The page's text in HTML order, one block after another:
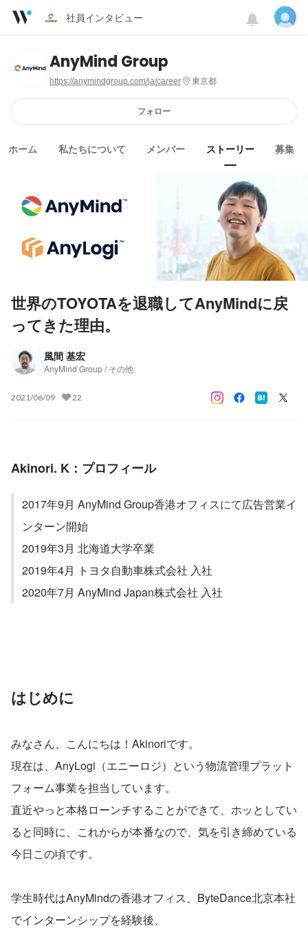
社員インタビュー
AnyMind Group
https://anymindgroup.com/ja/career 東京都
フォロー
ホーム 私たちについて メンバー ストーリー 募集
世界のTOYOTAを退職してAnyMindに戻
ってきた理由。
風間 基宏
AnyMind Group / その他
2021/06/09 22
Akinori. K：プロフィール
2017年9月 AnyMind Group香港オフィスにて広告営業イ
ンターン開始
2019年3月 北海道大学卒業
2019年4月 トヨタ自動車株式会社 入社
2020年7月 AnyMind Japan株式会社 入社
はじめに
みなさん、こんにちは！Akinoriです。
現在は、AnyLogi（エニーロジ）という物流管理プラット
フォーム事業を担当しています。
直近やっと本格ローンチすることができて、ホッとしてい
ると同時に、これからが本番なので、気を引き締めている
今日この頃です。
学生時代はAnyMindの香港オフィス、ByteDance北京本社
でインターンシップを経験後、